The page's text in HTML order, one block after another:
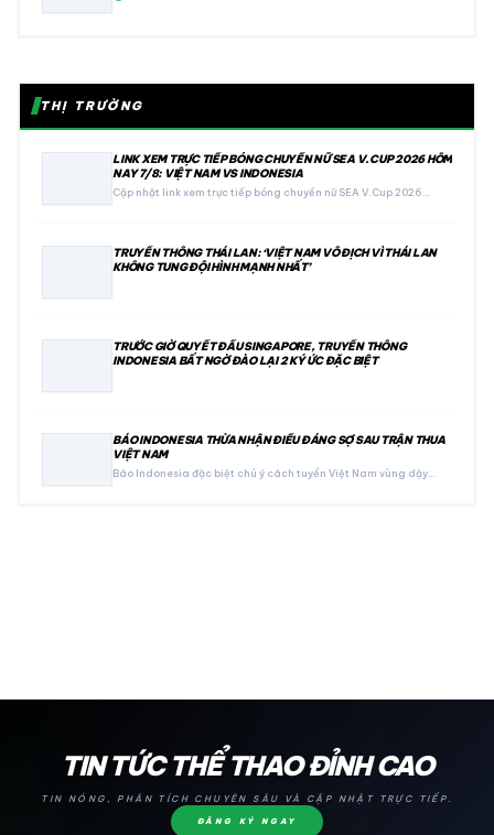
THỊ TRƯỜNG
LINK XEM TRỰC TIẾP BÓNG CHUYỀN NỮ SEA V.CUP 2026 HÔM
NAY 7/8: VIỆT NAM VS INDONESIA
Cập nhật link xem trực tiếp bóng chuyền nữ SEA V.Cup 2026…
TRUYỀN THÔNG THÁI LAN: ‘VIỆT NAM VÔ ĐỊCH VÌ THÁI LAN
KHÔNG TUNG ĐỘI HÌNH MẠNH NHẤT’
TRƯỚC GIỜ QUYẾT ĐẤU SINGAPORE, TRUYỀN THÔNG
INDONESIA BẤT NGỜ ĐÀO LẠI 2 KÝ ỨC ĐẶC BIỆT
BÁO INDONESIA THỪA NHẬN ĐIỀU ĐÁNG SỢ SAU TRẬN THUA
VIỆT NAM
Báo Indonesia đặc biệt chú ý cách tuyển Việt Nam vùng dậy…
TIN TỨC THỂ THAO ĐỈNH CAO
TIN NÓNG, PHÂN TÍCH CHUYÊN SÂU VÀ CẬP NHẬT TRỰC TIẾP.
ĐĂNG KÝ NGAY